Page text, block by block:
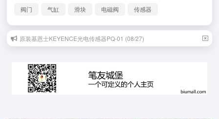
阀门 气缸 滑块 电磁阀 传感器
原装基恩士KEYENCE光电传感器PQ-01 (08/27)